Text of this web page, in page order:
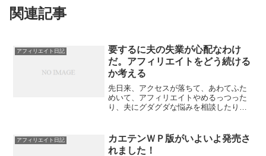
関連記事
アフィリエイト日記
要するに夫の失業が心配なわけ
だ。アフィリエイトをどう続ける
か考える
先日来、アクセスが落ちて、あわてふた
めいて、アフィリエイトやめるっつった
り、夫にグダグダな悩みを相談したりす
いうことも夫に暴かれてしまい、もう人
としてどうかというレベル...
アフィリエイト日記
カエテンＷＰ版がいよいよ発売さ
れました！